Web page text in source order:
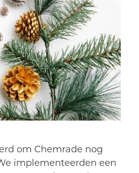
om Chemrade nog
implementeerden een